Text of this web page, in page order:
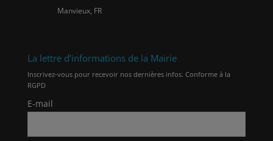
Manvieux, FR
La lettre d’informations de la Mairie
Inscrivez-vous pour recevoir nos dernières infos. Conforme à la
RGPD
E-mail